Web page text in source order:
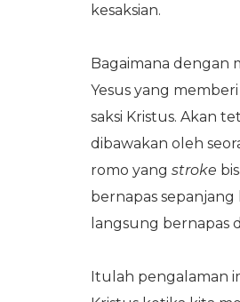
kesaksian.
Bagaimana dengan
Yesus yang
saksi Kristus. Akan
dibawakan oleh
romo yang stroke
bernapas
langsung bernapas
Itulah pengalaman